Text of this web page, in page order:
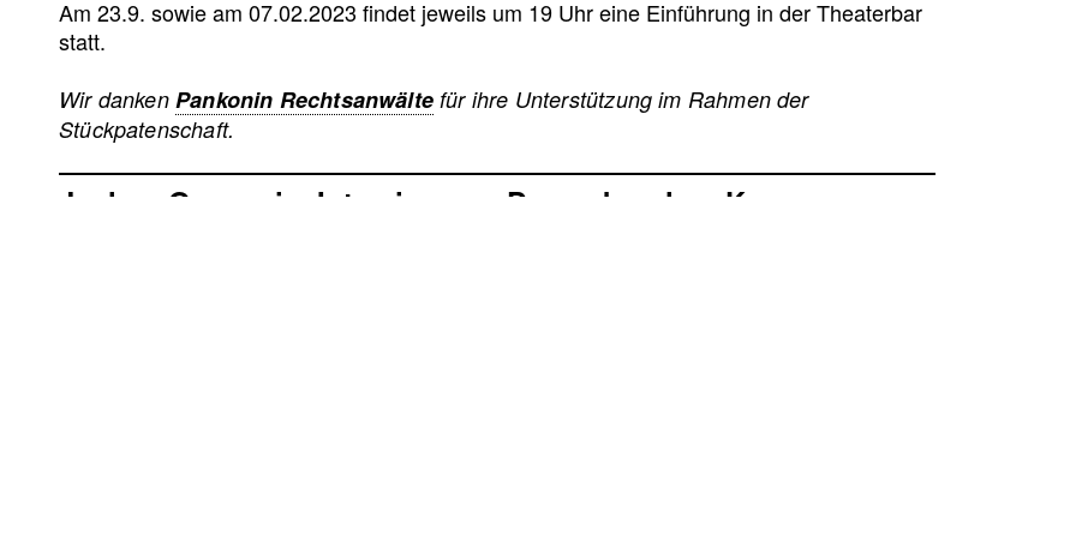
Am 23.9. sowie am 07.02.2023 findet jeweils um 19 Uhr eine Einführung in der Theaterbar
statt.
Wir danken Pankonin Rechtsanwältefür ihre Unterstützung im Rahmen der
Stückpatenschaft.
Jochen Ganser im Interview zu »Der zerbrochne Krug«